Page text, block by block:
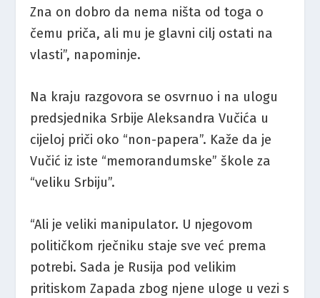
Zna on dobro da nema ništa od toga o
čemu priča, ali mu je glavni cilj ostati na
vlasti”, napominje.
Na kraju razgovora se osvrnuo i na ulogu
predsjednika Srbije Aleksandra Vučića u
cijeloj priči oko “non-papera”. Kaže da je
Vučić iz iste “memorandumske” škole za
“veliku Srbiju”.
“Ali je veliki manipulator. U njegovom
političkom rječniku staje sve već prema
potrebi. Sada je Rusija pod velikim
pritiskom Zapada zbog njene uloge u vezi s